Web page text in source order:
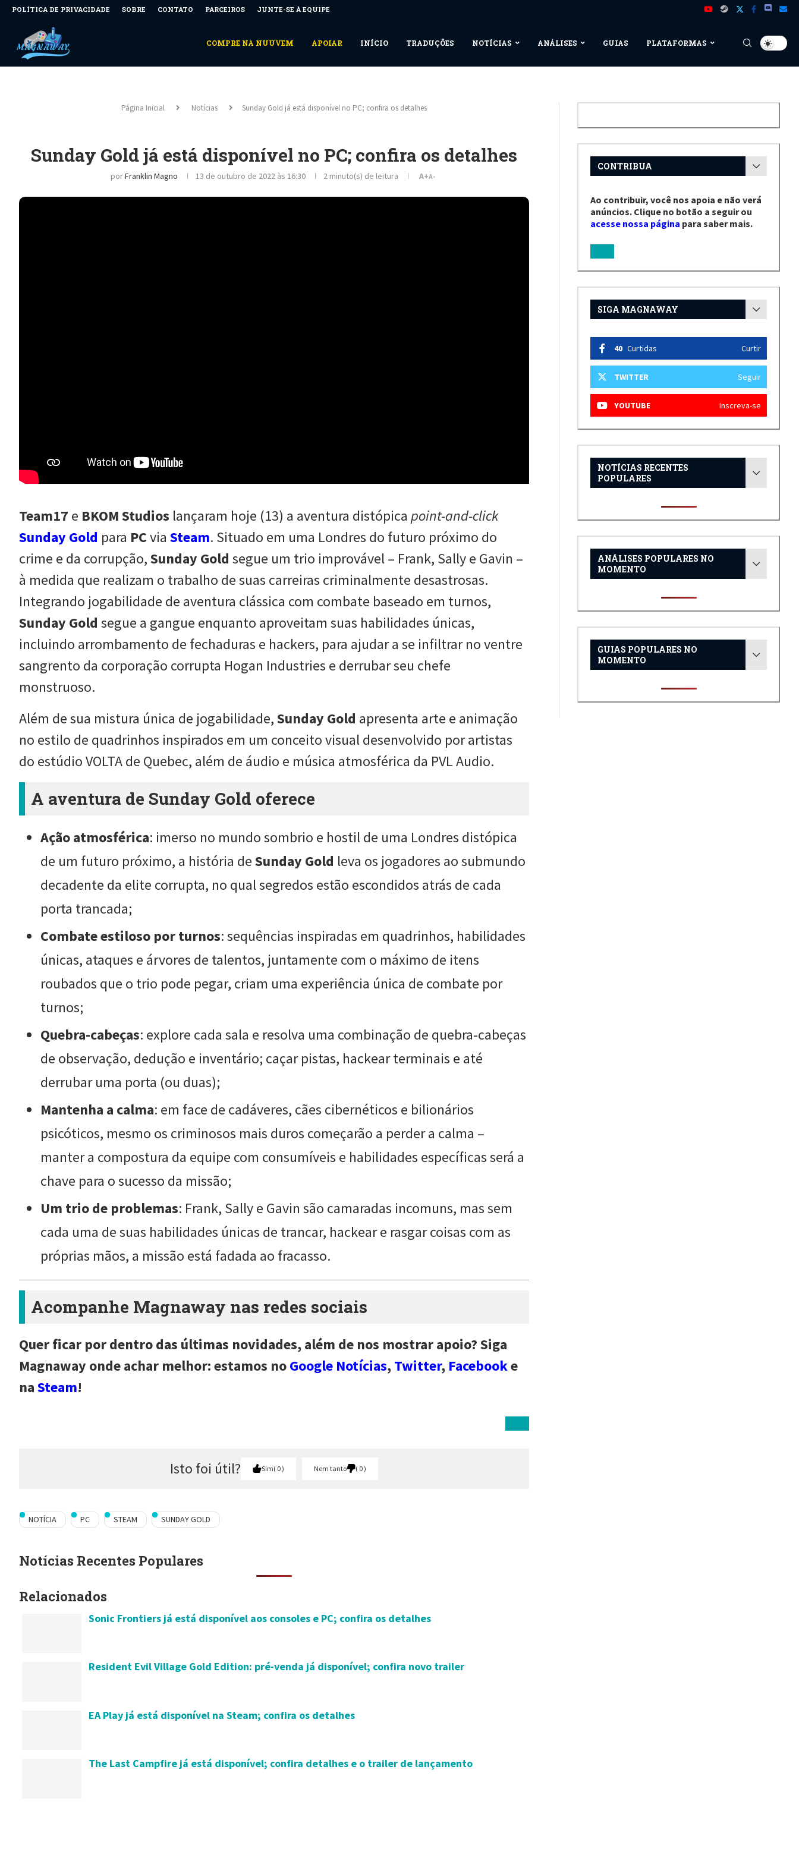
POLÍTICA DE PRIVACIDADE SOBRE CONTATO PARCEIROS JUNTE-SE À EQUIPE
COMPRE NA NUUVEM APOIAR INÍCIO TRADUÇÕES NOTÍCIAS ANÁLISES GUIAS PLATAFORMAS
Página Inicial Notícias Sunday Gold já está disponível no PC; confira os detalhes
Sunday Gold já está disponível no PC; confira os detalhes
porFranklin Magno 13 de outubro de 2022 às 16:30 2 minuto(s) de leitura A+A-
Team17 e BKOM Studios lançaram hoje (13) a aventura distópica point-and-click
Sunday Gold para PCvia Steam. Situado em uma Londres do futuro próximo do
crime e da corrupção,Sunday Gold segue um trio improvável – Frank, Sally e Gavin –
à medida que realizam o trabalho de suas carreiras criminalmente desastrosas.
Integrando jogabilidade de aventura clássica com combate baseado em turnos,
Sunday Gold segue a gangue enquanto aproveitam suas habilidades únicas,
incluindo arrombamento de fechaduras e hackers, para ajudar a se infiltrar no ventre
sangrento da corporação corrupta Hogan Industries e derrubar seu chefe
monstruoso.
Além de sua mistura única de jogabilidade,Sunday Gold apresenta arte e animação
no estilo de quadrinhos inspirados em um conceito visual desenvolvido por artistas
do estúdio VOLTA de Quebec, além de áudio e música atmosférica da PVL Audio.
A aventura de Sunday Gold oferece
Ação atmosférica: imerso no mundo sombrio e hostil de uma Londres distópica
de um futuro próximo, a história deSunday Gold leva os jogadores ao submundo
decadente da elite corrupta, no qual segredos estão escondidos atrás de cada
porta trancada;
Combate estiloso por turnos: sequências inspiradas em quadrinhos, habilidades
únicas, ataques e árvores de talentos, juntamente com o máximo de itens
roubados que o trio pode pegar, criam uma experiência única de combate por
turnos;
Quebra-cabeças: explore cada sala e resolva uma combinação de quebra-cabeças
de observação, dedução e inventário; caçar pistas, hackear terminais e até
derrubar uma porta (ou duas);
Mantenha a calma: em face de cadáveres, cães cibernéticos e bilionários
psicóticos, mesmo os criminosos mais duros começarão a perder a calma –
manter a compostura da equipe com consumíveis e habilidades específicas será a
chave para o sucesso da missão;
Um trio de problemas: Frank, Sally e Gavin são camaradas incomuns, mas sem
cada uma de suas habilidades únicas de trancar, hackear e rasgar coisas com as
próprias mãos, a missão está fadada ao fracasso.
Acompanhe Magnaway nas redes sociais
Quer ficar por dentro das últimas novidades, além de nos mostrar apoio? Siga
Magnaway onde achar melhor: estamos noGoogle Notícias,Twitter, Facebooke
naSteam!
Isto foi útil? Sim 0 Nem tanto 0
NOTÍCIA PC STEAM SUNDAY GOLD
Notícias Recentes Populares
Relacionados
Sonic Frontiers já está disponível aos consoles e PC; confira os detalhes
Resident Evil Village Gold Edition: pré-venda já disponível; confira novo trailer
EA Play já está disponível na Steam; confira os detalhes
The Last Campfire já está disponível; confira detalhes e o trailer de lançamento
CONTRIBUA
Ao contribuir, você nos apoia e não verá
anúncios. Clique no botão a seguir ou
acesse nossa página para saber mais.
SIGA MAGNAWAY
40 Curtidas Curtir
TWITTER Seguir
YOUTUBE Inscreva-se
NOTÍCIAS RECENTES
POPULARES
ANÁLISES POPULARES NO
MOMENTO
GUIAS POPULARES NO
MOMENTO